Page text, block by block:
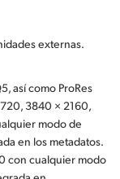
externas.
así como ProRes
3840 × 2160,
modo de
en los metadatos.
con cualquier modo